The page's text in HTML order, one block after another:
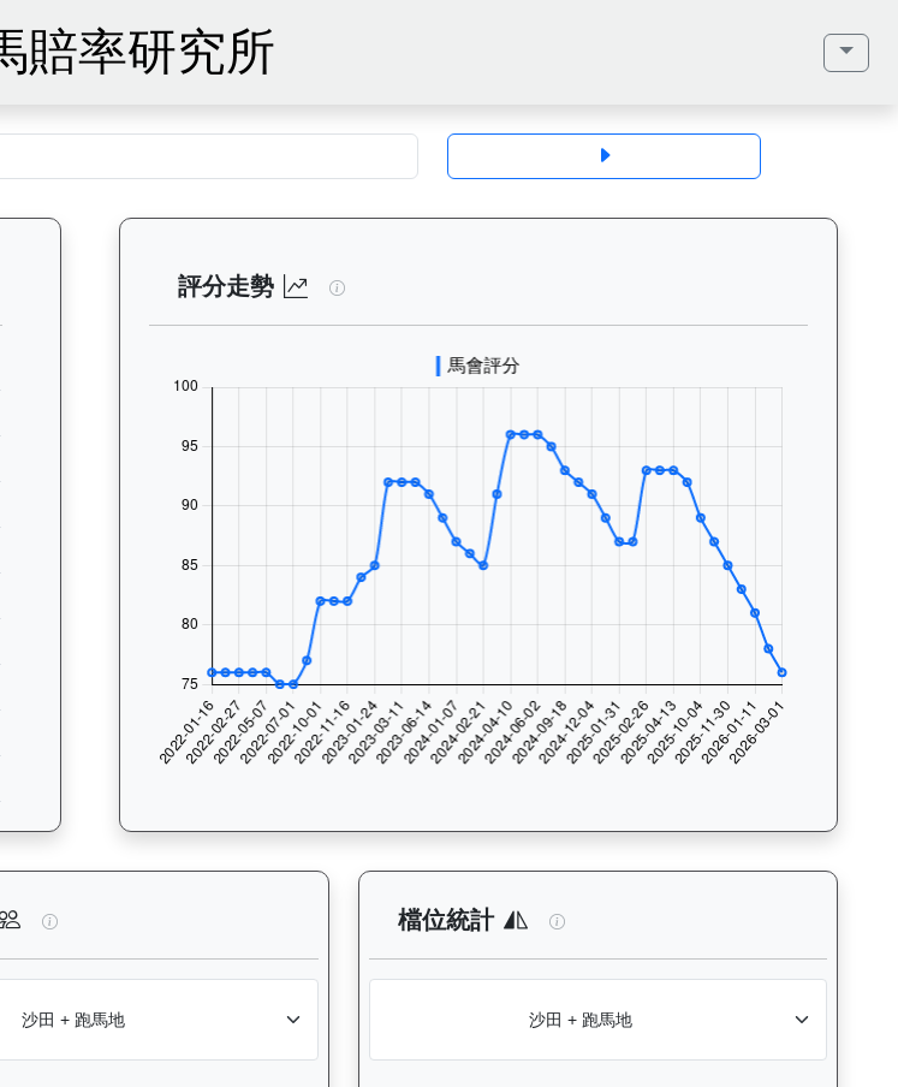
賠率研究所
料：查看香港賽馬會賽駒的完整檔案，包括練馬師、出生地、馬齡、毛色、性別
評分走勢 一先生（G227）— 評分走勢圖表：追蹤香港賽馬
賽駒在不同途程距離（1000米至2400米）的出賽次數與入位率統計，支援按
一先生（G227）— 騎師統計分析：查看各騎師策騎此馬匹的出賽次數與入
檔位統計 一先生（G227）— 檔位統計